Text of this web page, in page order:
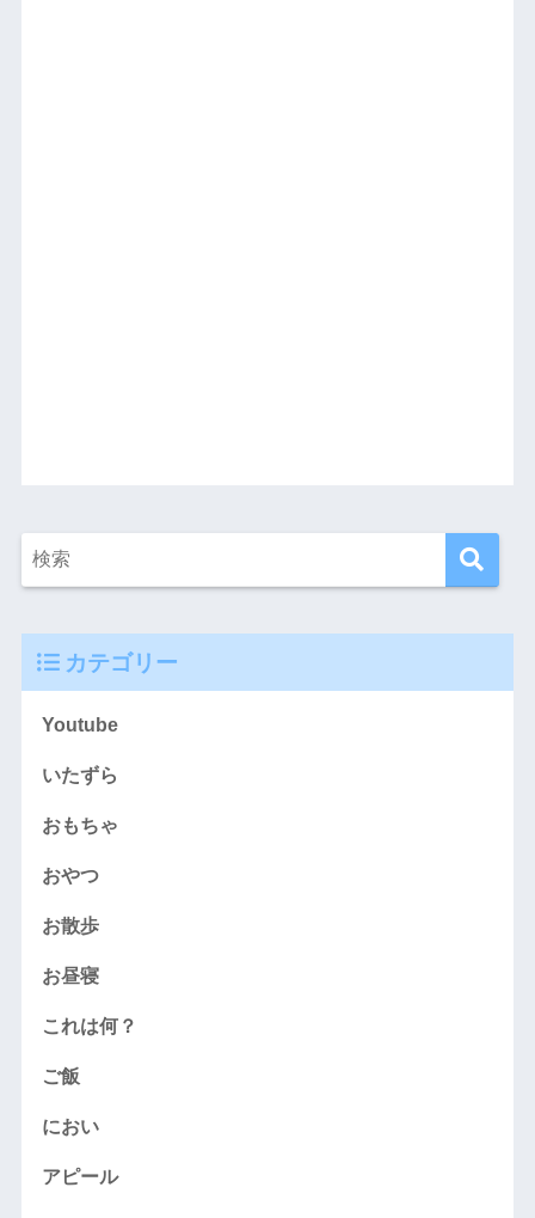
カテゴリー
Youtube
いたずら
おもちゃ
おやつ
お散歩
お昼寝
これは何？
ご飯
におい
アピール